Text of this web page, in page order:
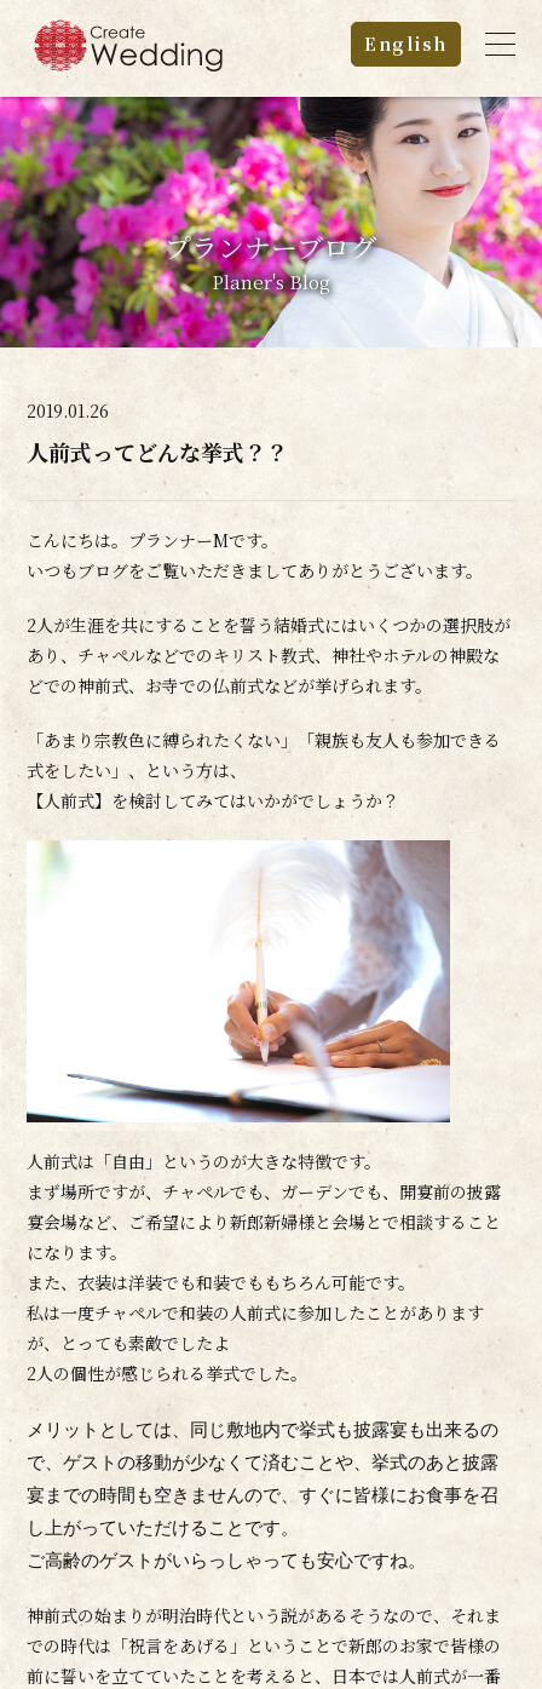
English
プランナーブログ
Planer's Blog
2019.01.26
人前式ってどんな挙式？？
こんにちは。プランナーMです。
いつもブログをご覧いただきましてありがとうございます。
2人が生涯を共にすることを誓う結婚式にはいくつかの選択肢が
あり、チャペルなどでのキリスト教式、神社やホテルの神殿な
どでの神前式、お寺での仏前式などが挙げられます。
「あまり宗教色に縛られたくない」「親族も友人も参加できる
式をしたい」、という方は、
【人前式】を検討してみてはいかがでしょうか？
人前式は「自由」というのが大きな特徴です。
まず場所ですが、チャペルでも、ガーデンでも、開宴前の披露
宴会場など、ご希望により新郎新婦様と会場とで相談すること
になります。
また、衣装は洋装でも和装でももちろん可能です。
私は一度チャペルで和装の人前式に参加したことがあります
が、とっても素敵でしたよ
2人の個性が感じられる挙式でした。
メリットとしては、同じ敷地内で挙式も披露宴も出来るの
で、ゲストの移動が少なくて済むことや、挙式のあと披露
宴までの時間も空きませんので、すぐに皆様にお食事を召
し上がっていただけることです。
ご高齢のゲストがいらっしゃっても安心ですね。
神前式の始まりが明治時代という説があるそうなので、それま
での時代は「祝言をあげる」ということで新郎のお家で皆様の
前に誓いを立てていたことを考えると、日本では人前式が一番